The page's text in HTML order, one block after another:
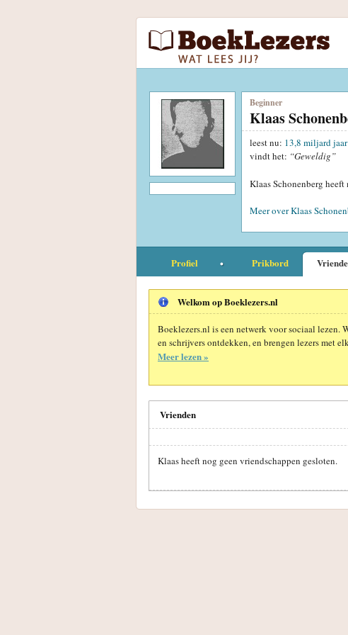
Beginner
Klaas
leest nu: 13,8 miljard
vindt het: “Geweldig”
Klaas Schonenberg
Meer over Klaas
Profiel Prikbord
Welkom op Boeklezers.nl
Boeklezers.nl is een netwerk voor sociaal lezen.
en schrijvers ontdekken, en brengen lezers met
Meer lezen »
Vrienden
Klaas heeft nog geen vriendschappen gesloten.